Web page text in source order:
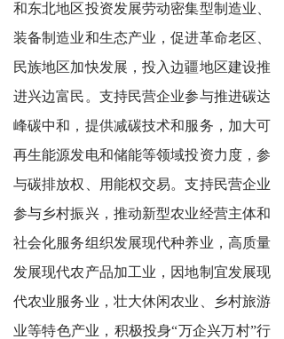
和东北地区投资发展劳动密集型制造业、
装备制造业和生态产业，促进革命老区、
民族地区加快发展，投入边疆地区建设推
进兴边富民。支持民营企业参与推进碳达
峰碳中和，提供减碳技术和服务，加大可
再生能源发电和储能等领域投资力度，参
与碳排放权、用能权交易。支持民营企业
参与乡村振兴，推动新型农业经营主体和
社会化服务组织发展现代种养业，高质量
发展现代农产品加工业，因地制宜发展现
代农业服务业，壮大休闲农业、乡村旅游
业等特色产业，积极投身“万企兴万村”行